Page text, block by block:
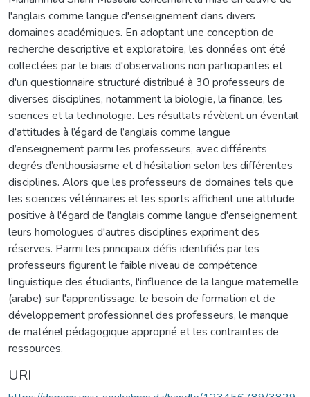
l'anglais comme langue d'enseignement dans divers
domaines académiques. En adoptant une conception de
recherche descriptive et exploratoire, les données ont été
collectées par le biais d'observations non participantes et
d'un questionnaire structuré distribué à 30 professeurs de
diverses disciplines, notamment la biologie, la finance, les
sciences et la technologie. Les résultats révèlent un éventail
d’attitudes à l’égard de l’anglais comme langue
d’enseignement parmi les professeurs, avec différents
degrés d’enthousiasme et d’hésitation selon les différentes
disciplines. Alors que les professeurs de domaines tels que
les sciences vétérinaires et les sports affichent une attitude
positive à l'égard de l'anglais comme langue d'enseignement,
leurs homologues d'autres disciplines expriment des
réserves. Parmi les principaux défis identifiés par les
professeurs figurent le faible niveau de compétence
linguistique des étudiants, l'influence de la langue maternelle
(arabe) sur l'apprentissage, le besoin de formation et de
développement professionnel des professeurs, le manque
de matériel pédagogique approprié et les contraintes de
ressources.
URI